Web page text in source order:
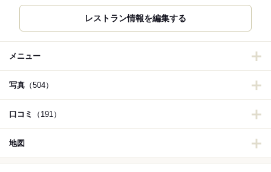
レストラン情報を編集する
メニュー
写真 （504）
口コミ （191）
地図